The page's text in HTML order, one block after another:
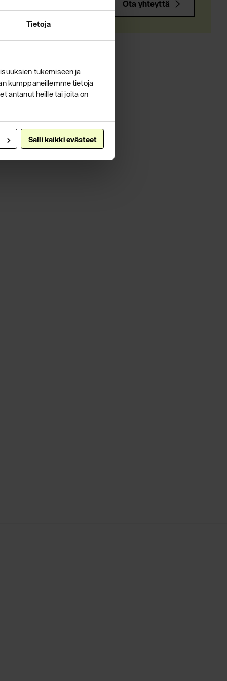
Tietoja
tukemiseen ja
kumppaneillemme tietoja
antanut heille tai joita on
Salli kaikki evästeet
Ota yhteyttä